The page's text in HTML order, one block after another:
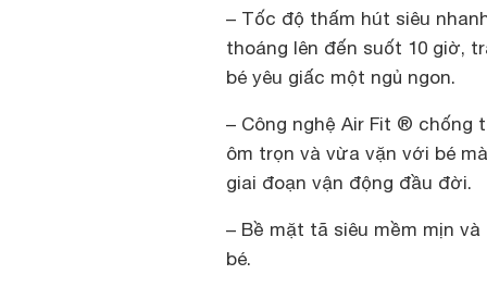
– Tốc độ thấm hút siêu
thoáng lên đến suốt 10 giờ,
bé yêu giấc một ngủ ngon.
– Công nghệ Air Fit ®
ôm trọn và vừa vặn với bé
giai đoạn vận động đầu đời.
– Bề mặt tã siêu mềm mịn
bé.